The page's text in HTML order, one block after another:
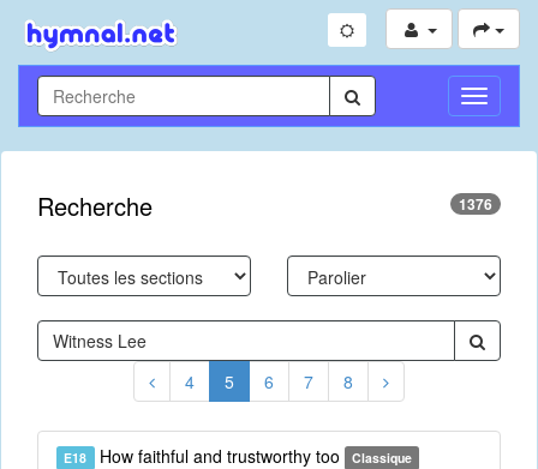
Toggle
Recherche 1376
4 5 6 7 8
E18 How faithful and trustworthy too Classique